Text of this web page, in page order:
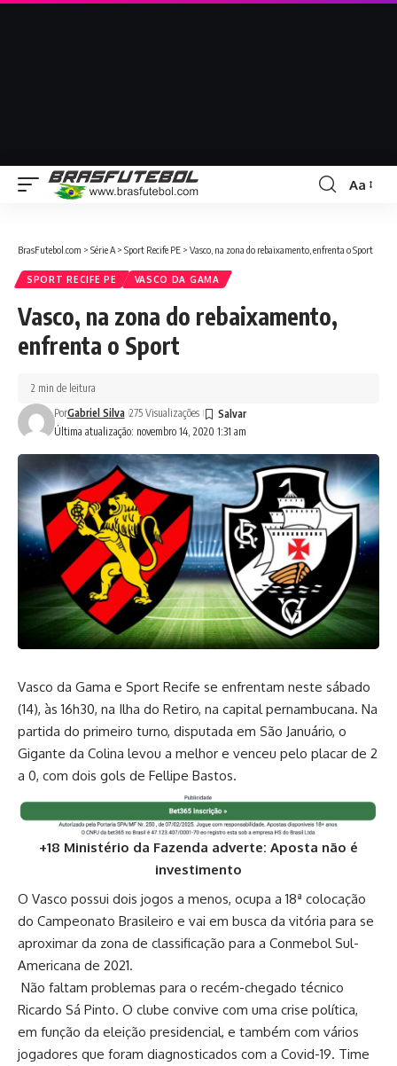
Aa
BrasFutebol.com > Série A > Sport Recife PE > Vasco, na zona do rebaixamento, enfrenta o Sport
SPORT RECIFE PE VASCO DA GAMA
Vasco, na zona do rebaixamento,
enfrenta o Sport
Última atualização: novembro 14, 2020 1:31 am
PorGabriel Silva 275 Visualizações
2 min de leitura
Vasco da Gama e Sport Recife se enfrentam neste sábado
(14), às 16h30, na Ilha do Retiro, na capital pernambucana. Na
partida do primeiro turno, disputada em São Januário, o
Gigante da Colina levou a melhor e venceu pelo placar de 2
a 0, com dois gols de Fellipe Bastos.
+18 Ministério da Fazenda adverte: Aposta não é
investimento
O Vasco possui dois jogos a menos, ocupa a 18ª colocação
do Campeonato Brasileiro e vai em busca da vitória para se
aproximar da zona de classificação para a Conmebol Sul-
Americana de 2021.
Não faltam problemas para o recém-chegado técnico
Ricardo Sá Pinto. O clube convive com uma crise política,
em função da eleição presidencial, e também com vários
jogadores que foram diagnosticados com a Covid-19. Time